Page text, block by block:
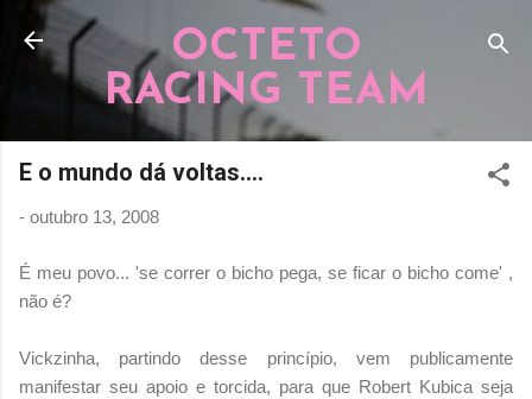
Pular para o conteúdo principal
OCTETO
RACING TEAM
E o mundo dá voltas....
- outubro 13, 2008
É meu povo... 'se correr o bicho pega, se ficar o bicho come' ,
não é?
Vickzinha, partindo desse princípio, vem publicamente
manifestar seu apoio e torcida, para que Robert Kubica seja